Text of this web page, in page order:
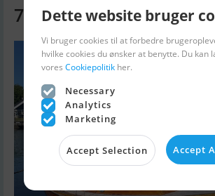
79.000 DKK
Dette website bruger
Vi bruger cookies til at forbedre
hvilke cookies du ønsker at benytte. Du kan
vores Cookiepolitik her.
Necessary
Analytics
Marketing
Accept Selection Accept